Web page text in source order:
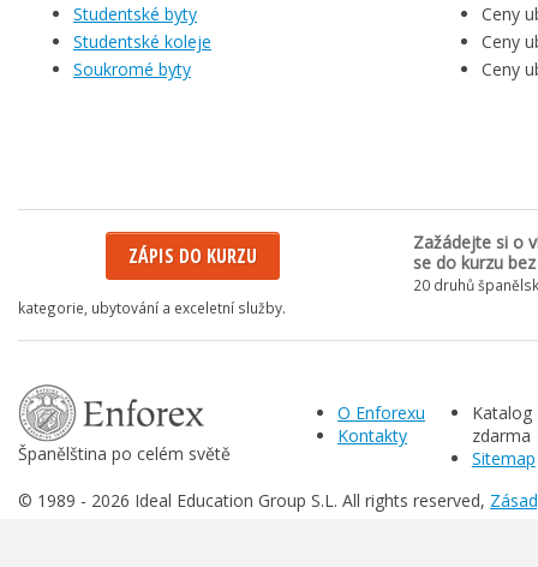
Studentské byty
Studentské koleje
Soukromé byty
Ceny
Ceny
Ceny
ZÁPIS DO KURZU
Zažádejte si o
se do kurzu
20 druhů
kategorie, ubytování a exceletní služby.
Španělština po celém světě
O Enforexu
Kontakty
Katalog
zdarma
Sitemap
© 1989 - 2026 Ideal Education Group S.L. All rights reserved,